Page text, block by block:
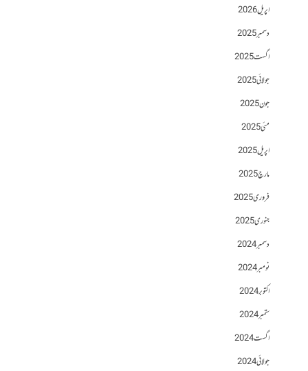
اپریل 2026
دسمبر 2025
اگست 2025
جولائی 2025
جون 2025
مئی 2025
اپریل 2025
مارچ 2025
فروری 2025
جنوری 2025
دسمبر 2024
نومبر 2024
اکتوبر 2024
ستمبر 2024
اگست 2024
جولائی 2024